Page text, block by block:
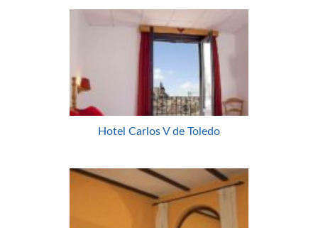
Hotel Carlos V de Toledo